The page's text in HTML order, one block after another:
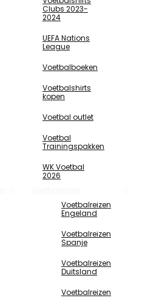
Clubs 2023-
2024
UEFA Nations
League
Voetbalboeken
Voetbalshirts
kopen
Voetbal outlet
Voetbal
Trainingspakken
WK Voetbal
2026
Voetbalreizen
Engeland
Voetbalreizen
Spanje
Voetbalreizen
Duitsland
Voetbalreizen